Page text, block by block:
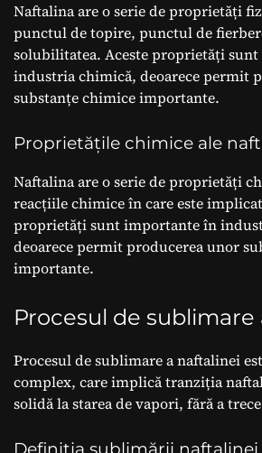
Naftalina are o serie de proprietăți
punctul de topire, punctul de
solubilitatea. Aceste proprietăți
industria chimică, deoarece permit
substanțe chimice importante.
Proprietățile chimice ale
Naftalina are o serie de proprietăți
reacțiile chimice în care este
proprietăți sunt importante în
deoarece permit producerea unor
importante.
Procesul de sublimare
Procesul de sublimare a naftalinei
complex, care implică tranziția
solidă la starea de vapori, fără a